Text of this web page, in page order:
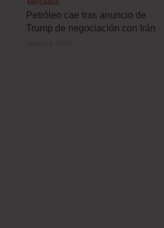
Mercados
Petróleo cae tras anuncio de
Trump de negociación con Irán